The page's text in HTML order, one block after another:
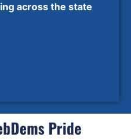
across the state
Pride